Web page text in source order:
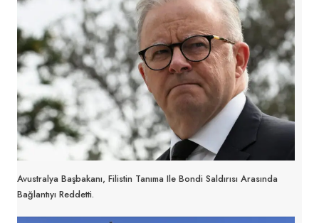
Avustralya Başbakanı, Filistin Tanıma Ile Bondi Saldırısı Arasında
Bağlantıyı Reddetti.